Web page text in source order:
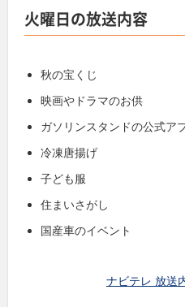
火曜日の放送内容
秋の宝くじ
映画やドラマのお供
ガソリンスタンドの公式ア
冷凍唐揚げ
子ども服
住まいさがし
国産車のイベント
ナビテレ 放送